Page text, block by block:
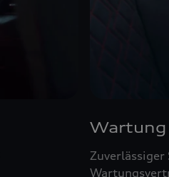
Zuverlässiger